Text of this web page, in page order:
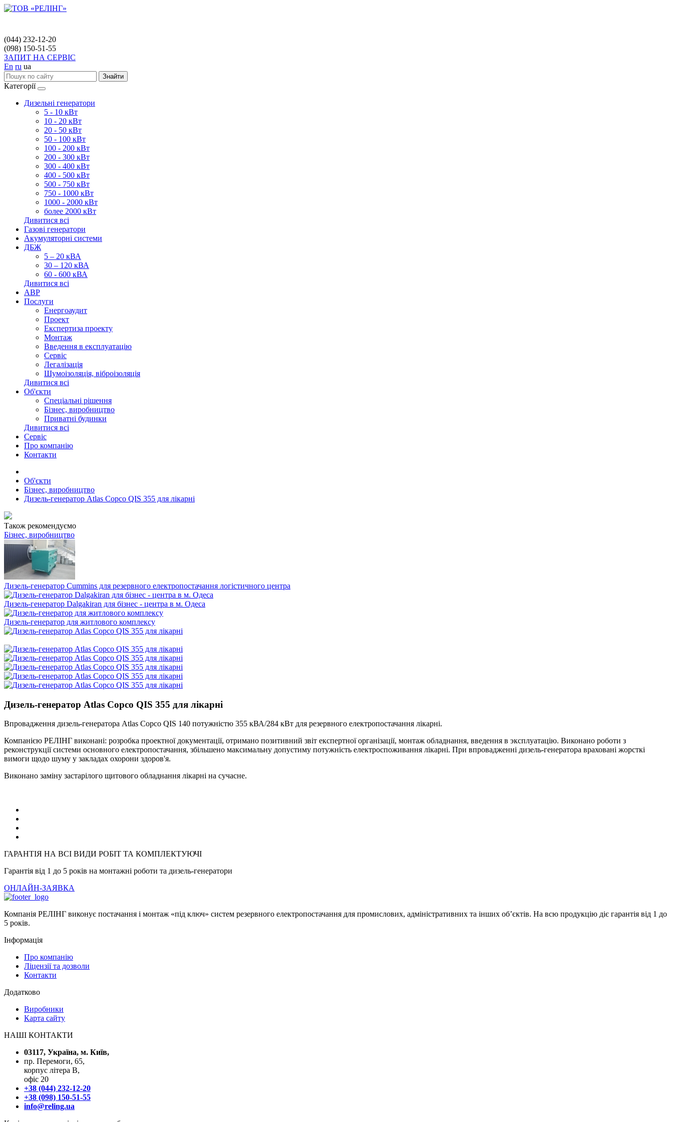
(044) 232-12-20
(098) 150-51-55
ЗАПИТ НА СЕРВІС
En ru ua
Знайти
Категорії
Дизельні генератори
5 - 10 кВт
10 - 20 кВт
20 - 50 кВт
50 - 100 кВт
100 - 200 кВт
200 - 300 кВт
300 - 400 кВт
400 - 500 кВт
500 - 750 кВт
750 - 1000 кВт
1000 - 2000 кВт
более 2000 кВт
Дивитися всі
Газові генератори
Акумуляторні системи
ДБЖ
5 – 20 кВА
30 – 120 кВА
60 - 600 кВА
Дивитися всі
АВР
Послуги
Енергоаудит
Проект
Експертиза проекту
Монтаж
Введення в експлуатацію
Сервіс
Легалізація
Шумоізоляція, віброізоляція
Дивитися всі
Об'єкти
Спеціальні рішення
Бізнес, виробництво
Приватні будинки
Дивитися всі
Сервіс
Про компанію
Контакти
Об'єкти
Бізнес, виробництво
Дизель-генератор Atlas Copco QIS 355 для лікарні
Також рекомендуємо
Бізнес, виробництво
Дизель-генератор Cummins для резервного електропостачання логістичного центра
Дизель-генератор Dalgakiran для бізнес - центра в м. Одеса
Дизель-генератор для житлового комплексу
Дизель-генератор Atlas Copco QIS 355 для лікарні
Впровадження дизель-генератора Atlas Copco QIS 140 потужністю 355 кВА/284 кВт для резервного електропостачання лікарні.
Компанією РЕЛІНГ виконані: розробка проектної документації, отримано позитивний звіт експертної організації, монтаж обладнання, введення в эксплуатацію. Виконано роботи з
реконструкції системи основного електропостачання, збільшено максимальну допустиму потужність електроспоживання лікарні. При впровадженні дизель-генератора враховані жорсткі
вимоги щодо шуму у закладах охорони здоров'я.
Виконано заміну застарілого щитового обладнання лікарні на сучасне.
ГАРАНТІЯ НА ВСІ ВИДИ РОБІТ ТА КОМПЛЕКТУЮЧІ
Гарантія від 1 до 5 років на монтажні роботи та дизель-генератори
ОНЛАЙН-ЗАЯВКА
Компанія РЕЛІНГ виконує постачання і монтаж «під ключ» систем резервного електропостачання для промислових, адміністративних та інших об’єктів. На всю продукцію діє гарантія від 1 до
5 років.
Інформація
Про компанію
Ліцензії та дозволи
Контакти
Додатково
Виробники
Карта сайту
НАШІ КОНТАКТИ
03117, Україна, м. Київ,
пр. Перемоги, 65,
корпус літера В,
офіс 20
+38 (044) 232-12-20
+38 (098) 150-51-55
info@reling.ua